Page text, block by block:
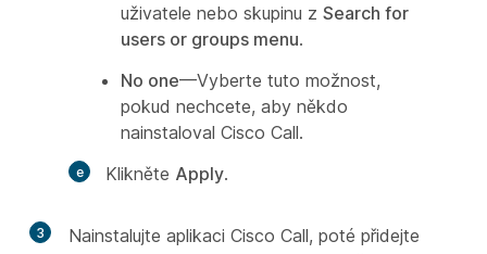
uživatele nebo skupinu z Search for
users or groups menu.
No one—Vyberte tuto možnost,
pokud nechcete, aby někdo
nainstaloval Cisco Call.
Klikněte Apply.
3
Nainstalujte aplikaci Cisco Call, poté přidejte